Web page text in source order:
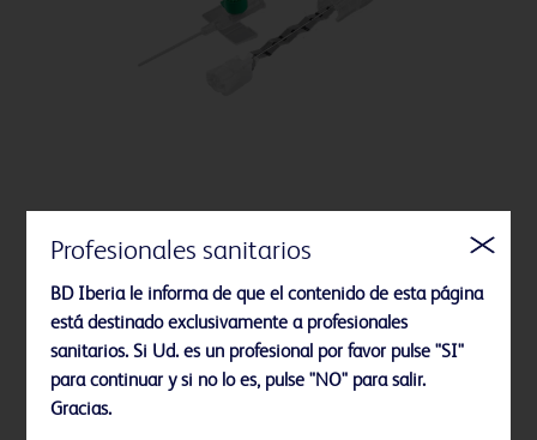
Cánula IV con protección de aguja BD Venflon™ Pro
Safety
Profesionales sanitarios
BD Iberia le informa de que el contenido de esta página
está destinado exclusivamente a profesionales
sanitarios. Si Ud. es un profesional por favor pulse "SI"
para continuar y si no lo es, pulse "NO" para salir.
Gracias.